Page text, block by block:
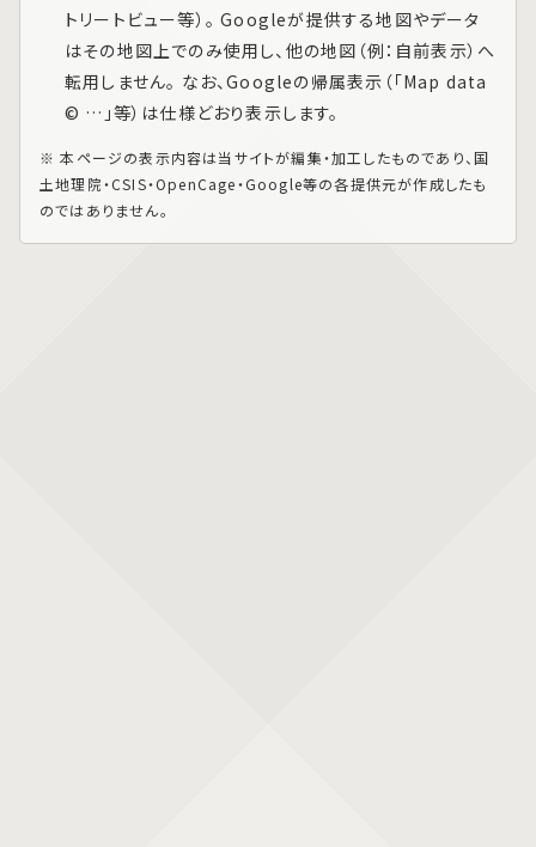
トリートビュー等）。 Googleが提供する地図やデータ
はその地図上でのみ使用し、他の地図（例：自前表示）へ
転用しません。 なお、Googleの帰属表示（「Map data
© …」等）は仕様どおり表示します。
※ 本ページの表示内容は当サイトが編集・加工したものであり、国
土地理院・CSIS・OpenCage・Google等の各提供元が作成したも
のではありません。